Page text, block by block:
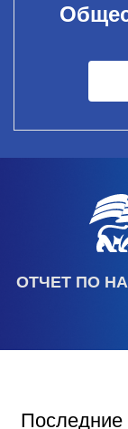
ОТЧЕТ ПО
Последние